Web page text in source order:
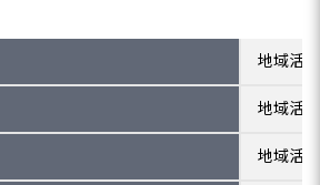
地域活
地域活
地域活